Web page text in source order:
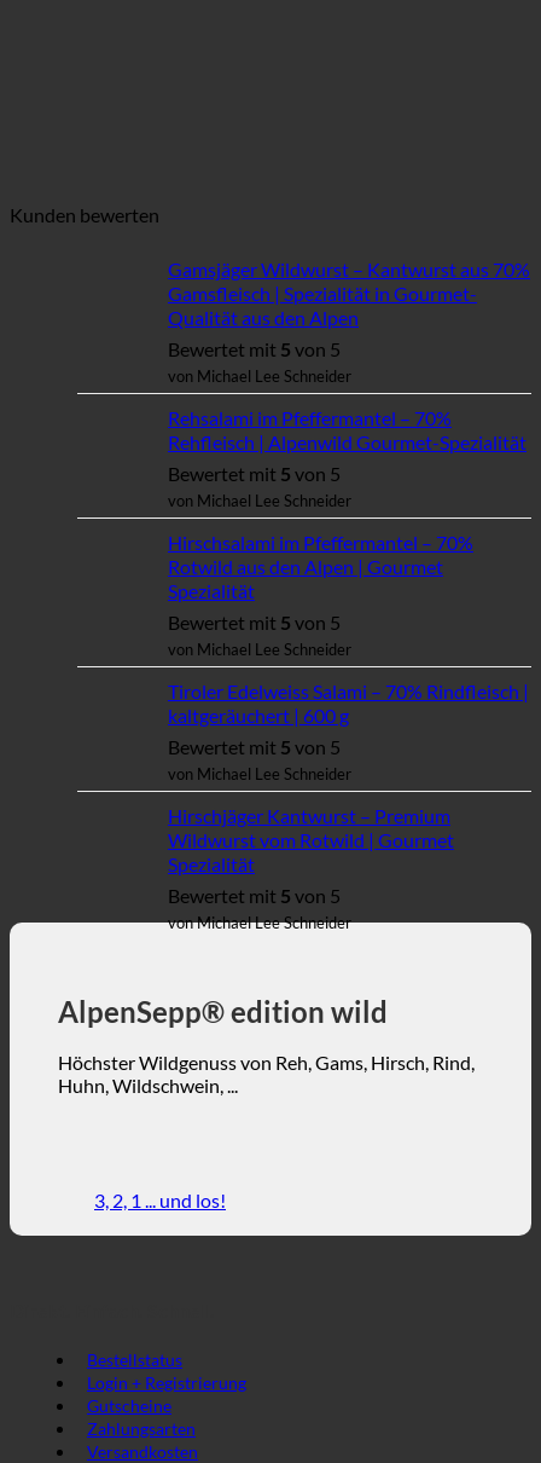
Kunden bewerten
Gamsjäger Wildwurst – Kantwurst aus 70%
Gamsfleisch | Spezialität in Gourmet-
Qualität aus den Alpen
Bewertet mit 5 von 5
von Michael Lee Schneider
Rehsalami im Pfeffermantel – 70%
Rehfleisch | Alpenwild Gourmet-Spezialität
Bewertet mit 5 von 5
von Michael Lee Schneider
Hirschsalami im Pfeffermantel – 70%
Rotwild aus den Alpen | Gourmet
Spezialität
Bewertet mit 5 von 5
von Michael Lee Schneider
Tiroler Edelweiss Salami – 70% Rindfleisch |
kaltgeräuchert | 600 g
Bewertet mit 5 von 5
von Michael Lee Schneider
Hirschjäger Kantwurst – Premium
Wildwurst vom Rotwild | Gourmet
Spezialität
Bewertet mit 5 von 5
von Michael Lee Schneider
AlpenSepp® edition wild
Höchster Wildgenuss von Reh, Gams, Hirsch, Rind,
Huhn, Wildschwein, ...
3, 2, 1 ... und los!
Bestellstatus
Login + Registrierung
Gutscheine
Zahlungsarten
Versandkosten